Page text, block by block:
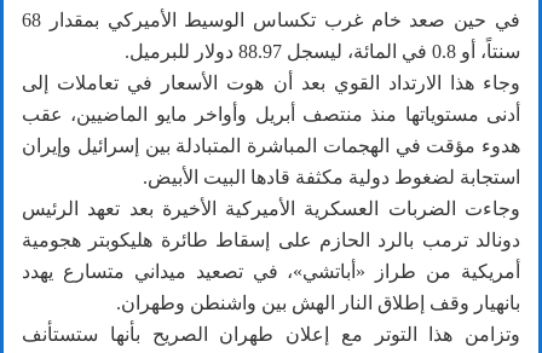
في حين صعد خام غرب تكساس الوسيط الأميركي بمقدار 68
سنتاً، أو 0.8 في المائة، ليسجل 88.97 دولار للبرميل.
وجاء هذا الارتداد القوي بعد أن هوت الأسعار في تعاملات إلى
أدنى مستوياتها منذ منتصف أبريل وأواخر مايو الماضيين، عقب
هدوء مؤقت في الهجمات المباشرة المتبادلة بين إسرائيل وإيران
استجابة لضغوط دولية مكثفة قادها البيت الأبيض.
وجاءت الضربات العسكرية الأميركية الأخيرة بعد تعهد الرئيس
دونالد ترمب بالرد الحازم على إسقاط طائرة هليكوبتر هجومية
أمريكية من طراز «أباتشي»، في تصعيد ميداني متسارع يهدد
بانهيار وقف إطلاق النار الهش بين واشنطن وطهران.
وتزامن هذا التوتر مع إعلان طهران الصريح بأنها ستستأنف